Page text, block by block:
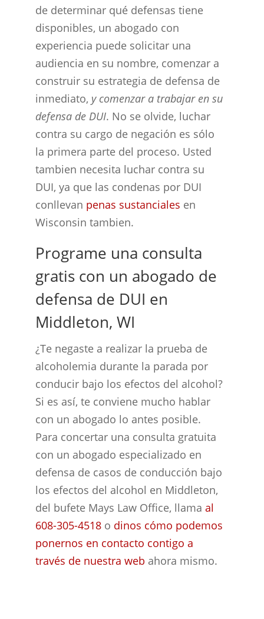
de determinar qué defensas tiene
disponibles, un abogado con
experiencia puede solicitar una
audiencia en su nombre, comenzar a
construir su estrategia de defensa de
inmediato, y comenzar a trabajar en su
defensa de DUI. No se olvide, luchar
contra su cargo de negación es sólo
la primera parte del proceso. Usted
tambien necesita luchar contra su
DUI, ya que las condenas por DUI
conllevan penas sustanciales en
Wisconsin tambien.
Programe una consulta
gratis con un abogado de
defensa de DUI en
Middleton, WI
¿Te negaste a realizar la prueba de
alcoholemia durante la parada por
conducir bajo los efectos del alcohol?
Si es así, te conviene mucho hablar
con un abogado lo antes posible.
Para concertar una consulta gratuita
con un abogado especializado en
defensa de casos de conducción bajo
los efectos del alcohol en Middleton,
del bufete Mays Law Office, llamaal
608-305-4518 o dinos cómo podemos
ponernos en contacto contigo a
través de nuestra web ahora mismo.